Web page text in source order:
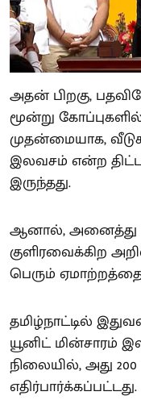
அதன் பிறகு,
மூன்று
முதன்மையாக,
இலவசம் என்ற
இருந்தது.
ஆனால், அனைத்து
குளிரவைக்கிற
பெரும்
தமிழ்நாட்டில்
யூனிட் மின்சாரம்
நிலையில், அது
எதிர்பார்க்கப்பட்டது.